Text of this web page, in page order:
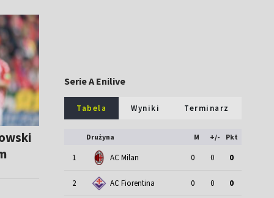
Serie A Enilive
Tabela Wyniki Terminarz
Drużyna M +/- Pkt
1 AC Milan 0 0 0
2 AC Fiorentina 0 0 0